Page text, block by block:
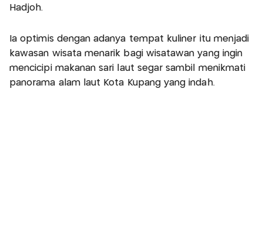
Hadjoh.
Ia optimis dengan adanya tempat kuliner itu menjadi
kawasan wisata menarik bagi wisatawan yang ingin
mencicipi makanan sari laut segar sambil menikmati
panorama alam laut Kota Kupang yang indah.